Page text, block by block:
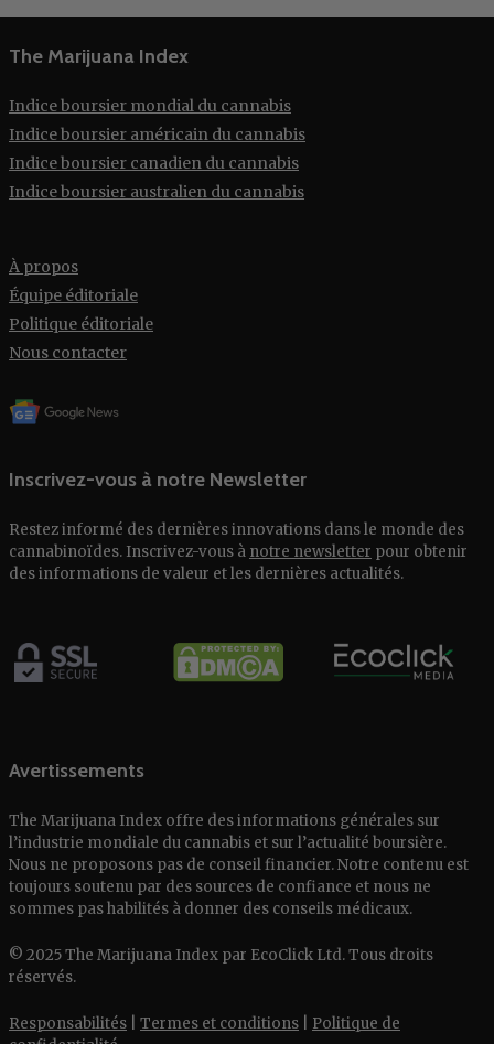
The Marijuana Index
Indice boursier mondial du cannabis
Indice boursier américain du cannabis
Indice boursier canadien du cannabis
Indice boursier australien du cannabis
À propos
Équipe éditoriale
Politique éditoriale
Nous contacter
Inscrivez-vous à notre Newsletter
Restez informé des dernières innovations dans le monde des
cannabinoïdes. Inscrivez-vous à notre newsletter pour obtenir
des informations de valeur et les dernières actualités.
Avertissements
The Marijuana Index offre des informations générales sur
l’industrie mondiale du cannabis et sur l’actualité boursière.
Nous ne proposons pas de conseil financier. Notre contenu est
toujours soutenu par des sources de confiance et nous ne
sommes pas habilités à donner des conseils médicaux.
© 2025 The Marijuana Index par EcoClick Ltd. Tous droits
réservés.
Responsabilités Termes et conditions
Politique de